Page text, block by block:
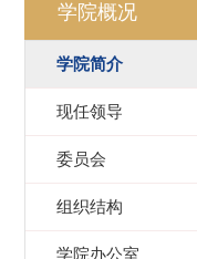
学院概况
学院简介
现任领导
委员会
组织结构
学院办公室